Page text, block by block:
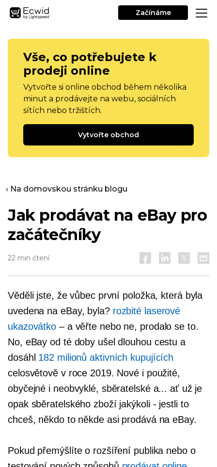
Začínáme
Vše, co potřebujete k
prodeji online
Vytvořte si online obchod během několika
minut a prodávejte na webu, sociálních
sítích nebo tržištích.
Vytvořte obchod
‹ Na domovskou stránku blogu
Jak prodávat na eBay pro
začátečníky
22 min čtení
Věděli jste, že vůbec první položka, která byla
uvedena na eBay, byla? rozbité laserové
ukazovátko – a věřte nebo ne, prodalo se to.
No, eBay od té doby ušel dlouhou cestu a
dosáhl 182 milionů aktivních kupujících
celosvětově v roce 2019. Nové i použité,
obyčejné i neobvyklé, sběratelské a... ať už je
opak sběratelského zboží jakýkoli - jestli to
chceš, někdo to někde asi prodává na eBay.
Pokud přemýšlíte o rozšíření publika nebo o